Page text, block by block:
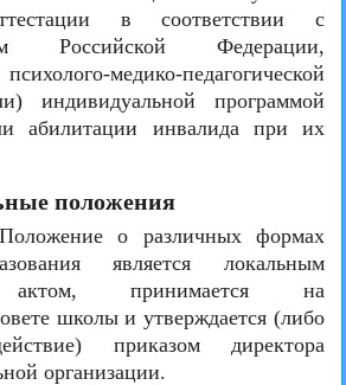
в соответствии с
Российской Федерации,
медико-педагогической
индивидуальной программой
абилитации инвалида при их
положения
о различных формах
является локальным
актом, принимается на
школы и утверждается (либо
приказом директора
организации.